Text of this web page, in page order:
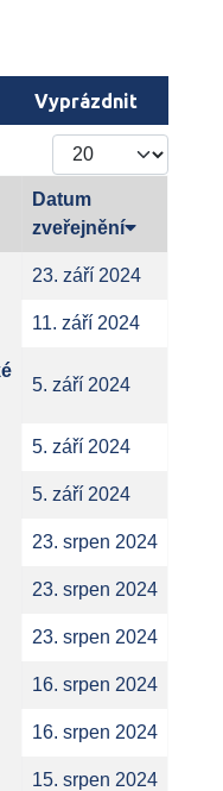
Vyprázdnit
Počet zobrazení
Datum
zveřejnění
23. září 2024
11. září 2024
5. září 2024
5. září 2024
5. září 2024
23. srpen 2024
23. srpen 2024
23. srpen 2024
16. srpen 2024
16. srpen 2024
15. srpen 2024